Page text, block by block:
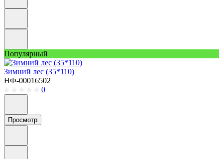
Популярный
Зимний лес (35*110)
НФ-00016502
0
Просмотр